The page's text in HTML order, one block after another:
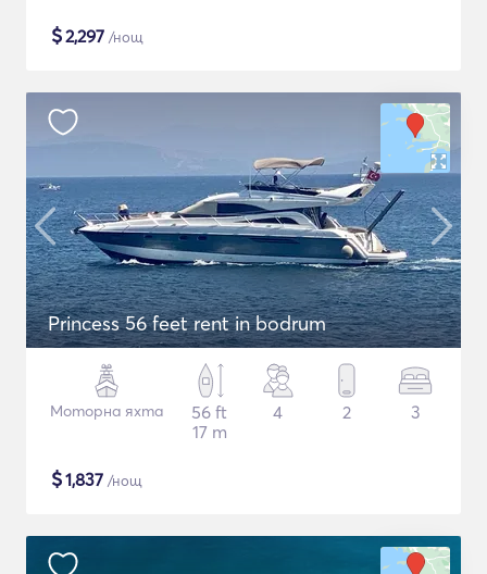
$2,297 /нощ
Princess 56 feet rent in bodrum
Моторна яхта
56 ft
17 m
4 2 3
$1,837 /нощ